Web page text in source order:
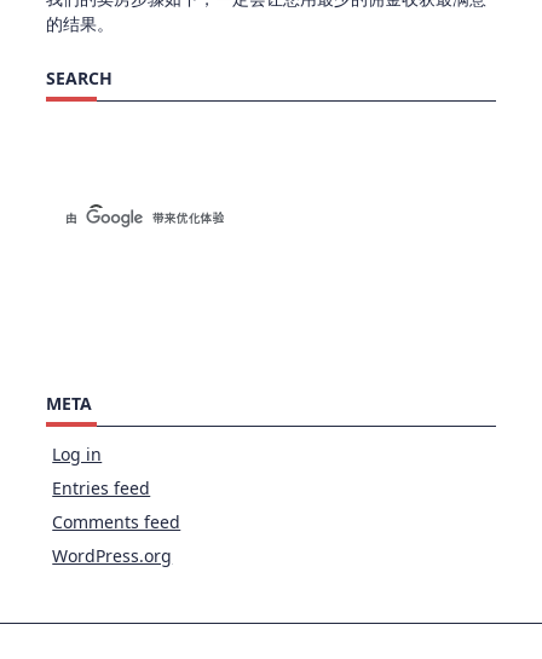
的结果。
SEARCH
META
Log in
Entries feed
Comments feed
WordPress.org